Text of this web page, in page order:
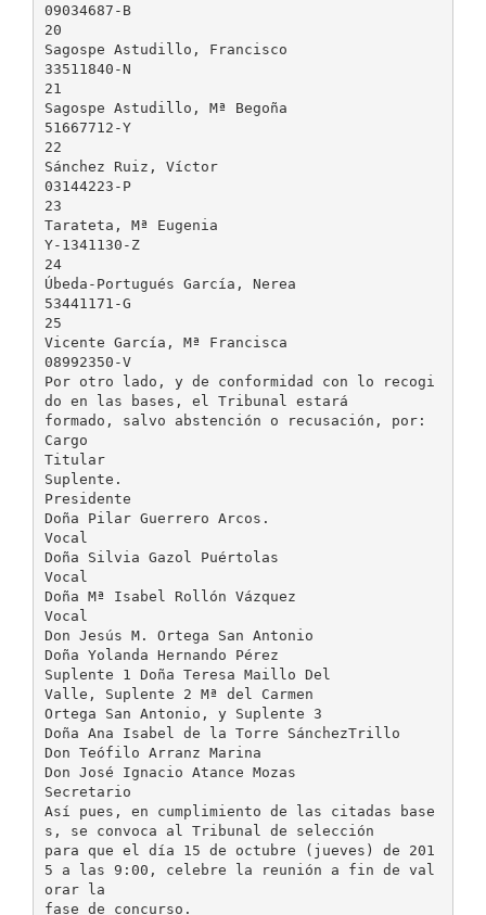
09034687-B
20
Sagospe Astudillo, Francisco
33511840-N
21
Sagospe Astudillo, Mª Begoña
51667712-Y
22
Sánchez Ruiz, Víctor
03144223-P
23
Tarateta, Mª Eugenia
Y-1341130-Z
24
Úbeda-Portugués García, Nerea
53441171-G
25
Vicente García, Mª Francisca
08992350-V
Por otro lado, y de conformidad con lo recogi
do en las bases, el Tribunal estará
formado, salvo abstención o recusación, por:
Cargo
Titular
Suplente.
Presidente
Doña Pilar Guerrero Arcos.
Vocal
Doña Silvia Gazol Puértolas
Vocal
Doña Mª Isabel Rollón Vázquez
Vocal
Don Jesús M. Ortega San Antonio
Doña Yolanda Hernando Pérez
Suplente 1 Doña Teresa Maillo Del
Valle, Suplente 2 Mª del Carmen
Ortega San Antonio, y Suplente 3
Doña Ana Isabel de la Torre SánchezTrillo
Don Teófilo Arranz Marina
Don José Ignacio Atance Mozas
Secretario
Así pues, en cumplimiento de las citadas base
s, se convoca al Tribunal de selección
para que el día 15 de octubre (jueves) de 201
5 a las 9:00, celebre la reunión a fin de val
orar la
fase de concurso.